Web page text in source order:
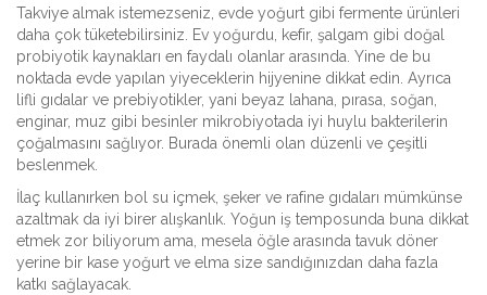
Takviye almak istemezseniz, evde yoğurt gibi fermente ürünleri
daha çok tüketebilirsiniz. Ev yoğurdu, kefir, şalgam gibi doğal
probiyotik kaynakları en faydalı olanlar arasında. Yine de bu
noktada evde yapılan yiyeceklerin hijyenine dikkat edin. Ayrıca
lifli gıdalar ve prebiyotikler, yani beyaz lahana, pırasa, soğan,
enginar, muz gibi besinler mikrobiyotada iyi huylu bakterilerin
çoğalmasını sağlıyor. Burada önemli olan düzenli ve çeşitli
beslenmek.
İlaç kullanırken bol su içmek, şeker ve rafine gıdaları mümkünse
azaltmak da iyi birer alışkanlık. Yoğun iş temposunda buna dikkat
etmek zor biliyorum ama, mesela öğle arasında tavuk döner
yerine bir kase yoğurt ve elma size sandığınızdan daha fazla
katkı sağlayacak.